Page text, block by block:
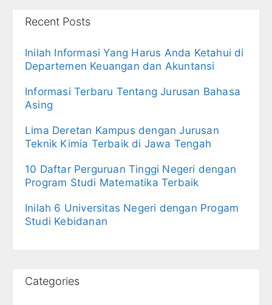
Recent Posts
Inilah Informasi Yang Harus Anda Ketahui di
Departemen Keuangan dan Akuntansi
Informasi Terbaru Tentang Jurusan Bahasa
Asing
Lima Deretan Kampus dengan Jurusan
Teknik Kimia Terbaik di Jawa Tengah
10 Daftar Perguruan Tinggi Negeri dengan
Program Studi Matematika Terbaik
Inilah 6 Universitas Negeri dengan Progam
Studi Kebidanan
Categories